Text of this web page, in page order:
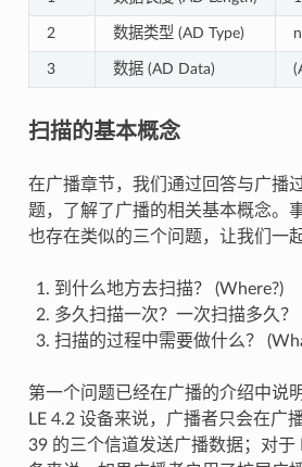
2 数据类型 (AD Type) n
3 数据 (AD Data)
扫描的基本概念
在广播章节，我们通过回答与广播
题，了解了广播的相关基本概念。
也存在类似的三个问题，让我们一
到什么地方去扫描？ (Where?)
多久扫描一次？一次扫描多久？
扫描的过程中需要做什么？
第一个问题已经在广播的介绍中说
LE 4.2 设备来说，广播者只会在广
39 的三个信道发送广播数据；对于